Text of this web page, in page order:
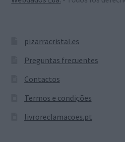
pizarracristal.es
Preguntas frecuentes
Contactos
Termos e condições
livroreclamacoes.pt